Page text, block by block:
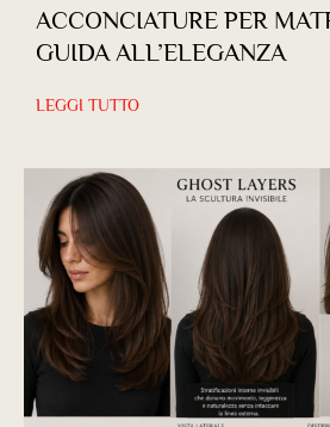
ACCONCIATURE PER
GUIDA ALL’ELEGANZA
LEGGI TUTTO